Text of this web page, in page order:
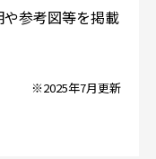
参考図等を掲載
※2025年7月更新